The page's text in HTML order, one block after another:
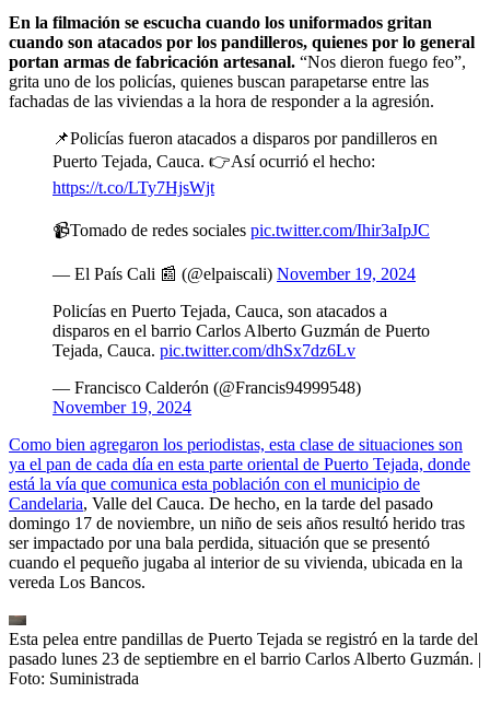
En la filmación se escucha cuando los uniformados gritan
cuando son atacados por los pandilleros, quienes por lo general
portan armas de fabricación artesanal. “Nos dieron fuego feo”,
grita uno de los policías, quienes buscan parapetarse entre las
fachadas de las viviendas a la hora de responder a la agresión.
📌Policías fueron atacados a disparos por pandilleros en
Puerto Tejada, Cauca. 👉Así ocurrió el hecho:
https://t.co/LTy7HjsWjt
📹Tomado de redes sociales pic.twitter.com/Ihir3aIpJC
— El País Cali 📰 (@elpaiscali) November 19, 2024
Policías en Puerto Tejada, Cauca, son atacados a
disparos en el barrio Carlos Alberto Guzmán de Puerto
Tejada, Cauca. pic.twitter.com/dhSx7dz6Lv
— Francisco Calderón (@Francis94999548)
November 19, 2024
Como bien agregaron los periodistas, esta clase de situaciones son
ya el pan de cada día en esta parte oriental de Puerto Tejada, donde
está la vía que comunica esta población con el municipio de
Candelaria, Valle del Cauca. De hecho, en la tarde del pasado
domingo 17 de noviembre, un niño de seis años resultó herido tras
ser impactado por una bala perdida, situación que se presentó
cuando el pequeño jugaba al interior de su vivienda, ubicada en la
vereda Los Bancos.
Esta pelea entre pandillas de Puerto Tejada se registró en la tarde del
pasado lunes 23 de septiembre en el barrio Carlos Alberto Guzmán. |
Foto: Suministrada